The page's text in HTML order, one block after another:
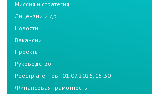
Миссия и стратегия
Лицензии и др.
Новости
Вакансии
Проекты
Руководство
Реестр агентов - 01.07.2026, 15:30
Финансовая грамотность